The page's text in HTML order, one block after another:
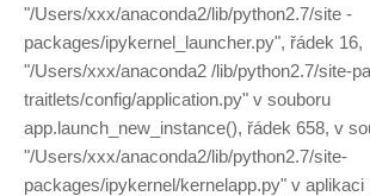
"/Users/xxx/anaconda2/lib/python2.7/site -
packages/ipykernel_launcher.py", řádek 16,
"/Users/xxx/anaconda2 /lib/python2.7/site-
traitlets/config/application.py" v souboru
app.launch_new_instance(), řádek 658, v
"/Users/xxx/anaconda2/lib/python2.7/site-
packages/ipykernel/kernelapp.py" v aplikaci